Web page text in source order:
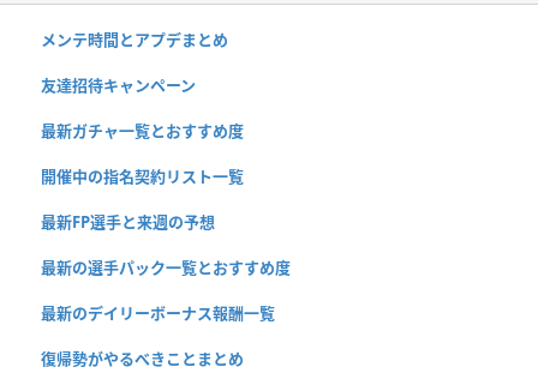
メンテ時間とアプデまとめ
友達招待キャンペーン
最新ガチャ一覧とおすすめ度
開催中の指名契約リスト一覧
最新FP選手と来週の予想
最新の選手パック一覧とおすすめ度
最新のデイリーボーナス報酬一覧
復帰勢がやるべきことまとめ